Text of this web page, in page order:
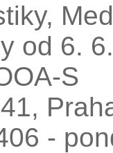
od 6.
S
-